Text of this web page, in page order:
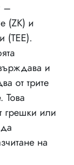
–
(ZK) и
(TEE).
и
от трите
Това
грешки или
на